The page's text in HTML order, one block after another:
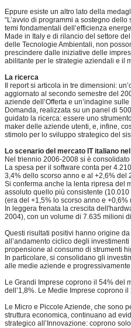
Eppure esiste un altro lato della
“L’avvio di programmi a sostegno
temi fondamentali dell’efficienza
Made in Italy e di rilancio del settore
delle Tecnologie Ambientali, non
prescindere dalle iniziative delle
abilitante per le strategie aziendali e il
La ricerca
Il report si articola in tre dimensioni:
aggiornato al secondo semestre del
aziende dell’Offerta e un’indagine
Domanda, realizzata su un panel di
guidato la ricerca: essere uno
maker delle aziende utenti, e, infine,
stimolo per lo sviluppo strategico del
Lo scenario del mercato IT italiano
Nel triennio 2006-2008 si è
La spesa per il software conta per
3,4% dello scorso anno e al +2,6% del
Si conferma anche la lenta ripresa del
assoluto quello più consistente
(era del +1,5% lo scorso anno e +0,6%
In leggera frenata la crescita
2004), con un volume di 7.635 milioni
Questi risultati positivi hanno origine
all’andamento ciclico degli
propensione al consumo di strumenti
In particolare, si consolidano gli
alle medie aziende e
Le Grandi Imprese coprono il 54% del
dell’1,8%. Le Medie Imprese coprono
Le Micro e Piccole Aziende, che sono
struttura economica, continuano ad
strategico all’Innovazione: coprono